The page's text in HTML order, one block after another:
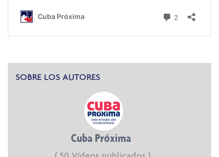
SOBRE LOS AUTORES
Cuba Próxima